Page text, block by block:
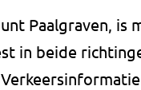
Paalgraven, is
in beide